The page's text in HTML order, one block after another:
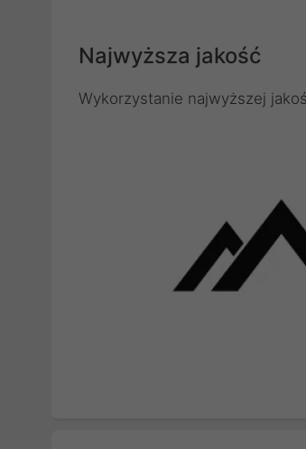
Najwyższa jakość
Wykorzystanie najwyższej